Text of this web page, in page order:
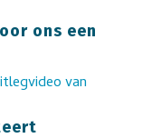
ons een